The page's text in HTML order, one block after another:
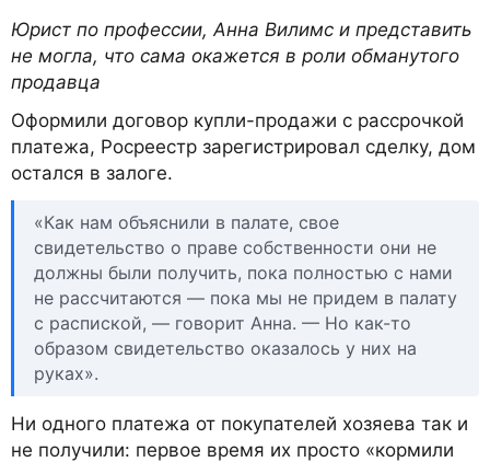
Юрист по профессии, Анна Вилимс и представить
не могла, что сама окажется в роли обманутого
продавца
Оформили договор купли-продажи с рассрочкой
платежа, Росреестр зарегистрировал сделку, дом
остался в залоге.
«Как нам объяснили в палате, свое
свидетельство о праве собственности они не
должны были получить, пока полностью с нами
не рассчитаются — пока мы не придем в палату
с распиской, — говорит Анна. — Но как-то
образом свидетельство оказалось у них на
руках».
Ни одного платежа от покупателей хозяева так и
не получили: первое время их просто «кормили